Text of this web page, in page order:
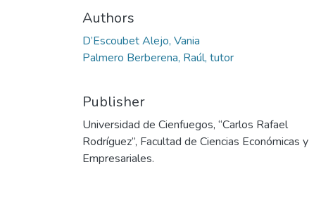
Authors
D’Escoubet Alejo, Vania
Palmero Berberena, Raúl, tutor
Publisher
Universidad de Cienfuegos, “Carlos Rafael
Rodríguez”, Facultad de Ciencias Económicas y
Empresariales.